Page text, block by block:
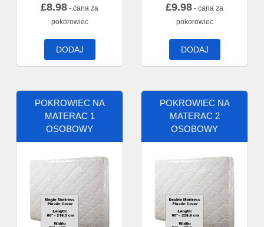
£8.98 - cana za
pokorowiec
DODAJ
£9.98 - cana za
pokorowiec
DODAJ
POKROWIEC NA
MATERAC 1
OSOBOWY
POKROWIEC NA
MATERAC 2
OSOBOWY